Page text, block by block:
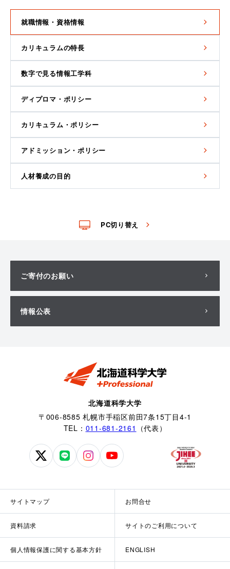
就職情報・資格情報
カリキュラムの特長
数字で見る情報工学科
ディプロマ・ポリシー
カリキュラム・ポリシー
アドミッション・ポリシー
人材養成の目的
PC切り替え
ご寄付のお願い
情報公表
北海道科学大学
〒006-8585 札幌市手稲区前田7条15丁目4-1
TEL： 011-681-2161 （代表）
北
科
学
公
式
北
学
公
式
北
学
公
式
北
学
式
サイトマップ お問合せ
資料請求 サイトのご利用について
個人情報保護に関する基本方針 ENGLISH